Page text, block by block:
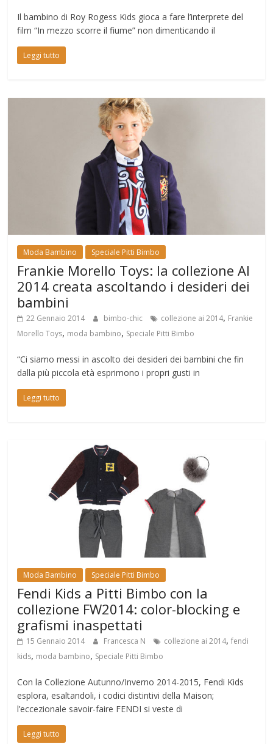
Il bambino di Roy Rogess Kids gioca a fare l’interprete del
film “In mezzo scorre il fiume” non dimenticando il
Leggi tutto
Moda Bambino Speciale Pitti Bimbo
Frankie Morello Toys: la collezione AI
2014 creata ascoltando i desideri dei
bambini
22 Gennaio 2014 bimbo-chic collezione ai 2014, Frankie
Morello Toys, moda bambino, Speciale Pitti Bimbo
“Ci siamo messi in ascolto dei desideri dei bambini che fin
dalla più piccola età esprimono i propri gusti in
Leggi tutto
Moda Bambino Speciale Pitti Bimbo
Fendi Kids a Pitti Bimbo con la
collezione FW2014: color-blocking e
grafismi inaspettati
15 Gennaio 2014 Francesca N collezione ai 2014,fendi
kids, moda bambino, Speciale Pitti Bimbo
Con la Collezione Autunno/Inverno 2014-2015, Fendi Kids
esplora, esaltandoli, i codici distintivi della Maison;
l’eccezionale savoir-faire FENDI si veste di
Leggi tutto